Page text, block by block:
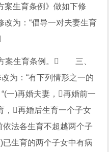
案生育条例》做如下修
为：“倡导一对夫妻生育
生育条例。 三、
为：“有下列情形之一的
)再婚夫妻，再婚前一
，再婚后生育一个子女
法各生育不超越两个子
生育的两个子女中有病